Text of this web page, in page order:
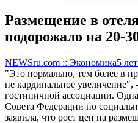
Размещение в
подорожало на 20-
NEWSru.com :: Экономика5
"Это нормально, тем более в
не кардинальное увеличение",
гостиничной ассоциации.
Совета Федерации по
заявила, что рост цен на